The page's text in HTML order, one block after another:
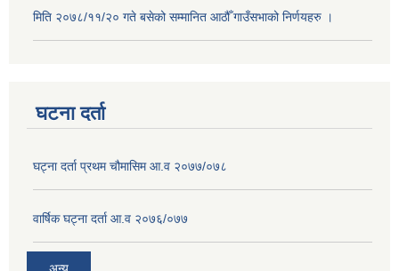
मिति २०७८/११/२० गते बसेको सम्मानित आठौँ गाउँसभाको निर्णयहरु ।
घटना दर्ता
घट्ना दर्ता प्रथम चौमासिम आ.व २०७७/०७८
वार्षिक घट्ना दर्ता आ.व २०७६/०७७